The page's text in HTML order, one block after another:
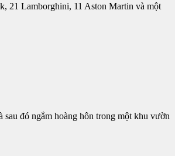
21 Lamborghini, 11 Aston Martin và một
đó ngắm hoàng hôn trong một khu vườn